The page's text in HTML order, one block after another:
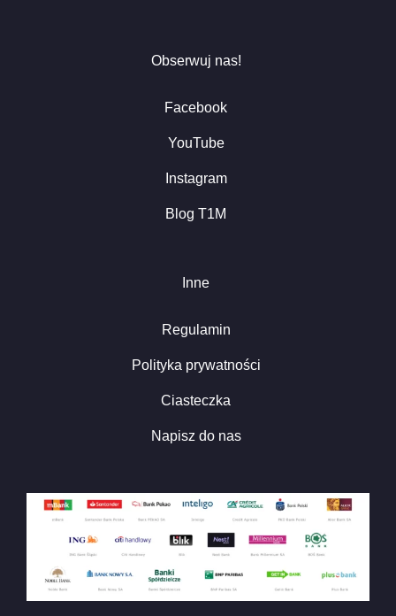
Obserwuj nas!
Facebook
YouTube
Instagram
Blog T1M
Inne
Regulamin
Polityka prywatności
Ciasteczka
Napisz do nas